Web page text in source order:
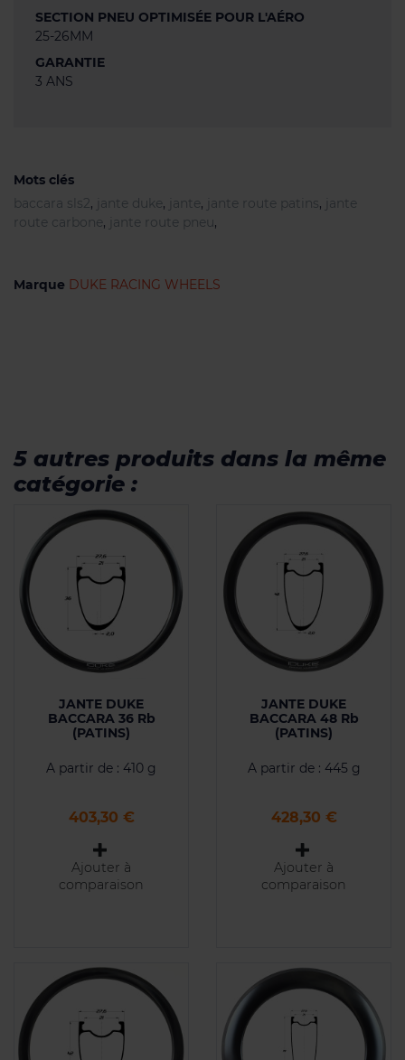
SECTION PNEU OPTIMISÉE POUR L'AÉRO
25-26MM
GARANTIE
3 ANS
Mots clés
baccara sls2, jante duke, jante, jante route patins, jante
route carbone, jante route pneu,
Marque DUKE RACING WHEELS
5 autres produits dans la même
catégorie :
JANTE DUKE
BACCARA 36 Rb
(PATINS)
A partir de : 410 g
Prix
403,30 €
Ajouter à
comparaison
JANTE DUKE
BACCARA 48 Rb
(PATINS)
A partir de : 445 g
Prix
428,30 €
Ajouter à
comparaison